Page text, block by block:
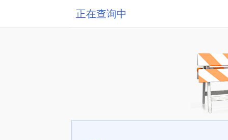
正在查询中